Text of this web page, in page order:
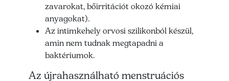
zavarokat, bőirritációt okozó kémiai
anyagokat).
Az intimkehely orvosi szilikonból készül,
amin nem tudnak megtapadni a
baktériumok.
Az újrahasználható menstruációs